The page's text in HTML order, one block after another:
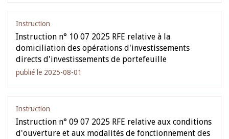
Instruction
Instruction n° 10 07 2025 RFE relative à la
domiciliation des opérations d'investissements
directs d'investissements de portefeuille
publié le 2025-08-01
Instruction
Instruction n° 09 07 2025 RFE relative aux conditions
d'ouverture et aux modalités de fonctionnement des